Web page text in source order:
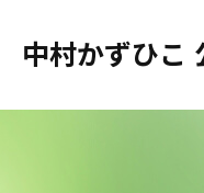
中村かずひこ